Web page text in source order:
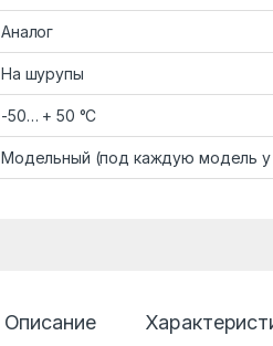
Аналог
На шурупы
-50… + 50 °C
Модельный (под каждую модель у
Описание